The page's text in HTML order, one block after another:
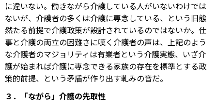
に違いない。働きながら介護している人がいないわけでは
ないが、介護者の多くは介護に専念している、という旧態
然たる前提で介護政策が設計されているのではないか。仕
事と介護の両立の困難さに嘆く介護者の声は、上記のよう
な介護者のマジョリティは有業者という介護実態、いざ介
護が始まれば介護に専念できる家族の存在を標準とする政
策的前提、という矛盾が作り出す軋みの音だ。
３．「ながら」介護の先取性